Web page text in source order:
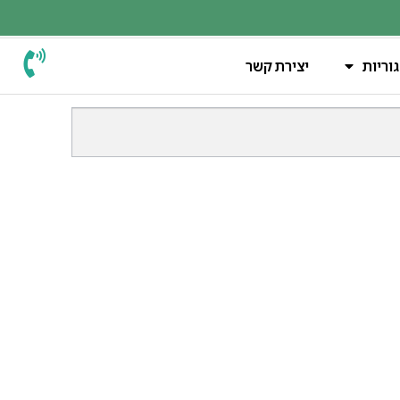
יצירת קשר